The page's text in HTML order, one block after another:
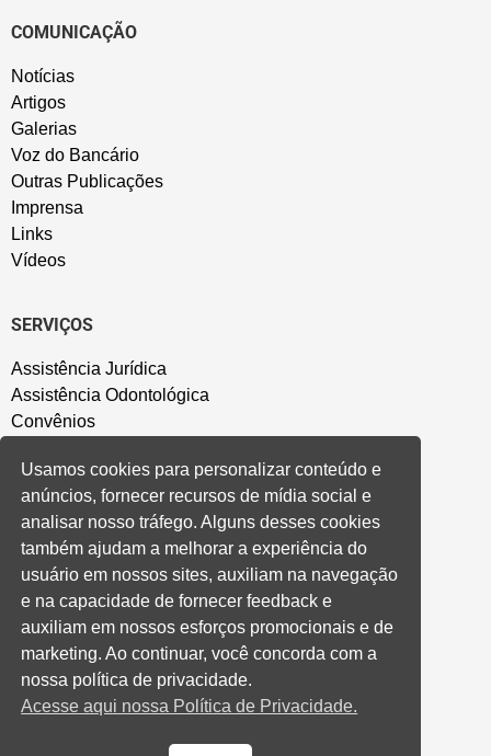
COMUNICAÇÃO
Notícias
Artigos
Galerias
Voz do Bancário
Outras Publicações
Imprensa
Links
Vídeos
SERVIÇOS
Assistência Jurídica
Assistência Odontológica
Convênios
Salão de Festa
Política de Privacidade
CONVENÇÃO COLETIVA E ACORDOS
Convenções Coletivas
Banco do Brasil
Caixa Econômica Federal
Banrisul
Privados
Usamos cookies para personalizar conteúdo e
anúncios, fornecer recursos de mídia social e
analisar nosso tráfego. Alguns desses cookies
também ajudam a melhorar a experiência do
usuário em nossos sites, auxiliam na navegação
e na capacidade de fornecer feedback e
auxiliam em nossos esforços promocionais e de
marketing. Ao continuar, você concorda com a
nossa política de privacidade.
Acesse aqui nossa Política de Privacidade.